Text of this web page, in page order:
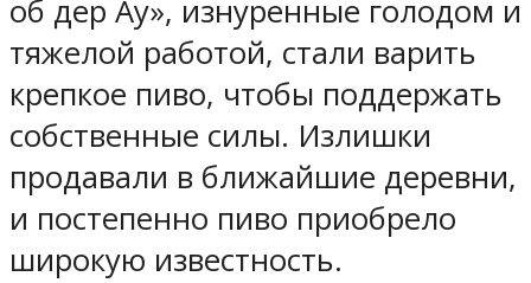
об дер Ау», изнуренные голодом и
тяжелой работой, стали варить
крепкое пиво, чтобы поддержать
собственные силы. Излишки
продавали в ближайшие деревни,
и постепенно пиво приобрело
широкую известность.